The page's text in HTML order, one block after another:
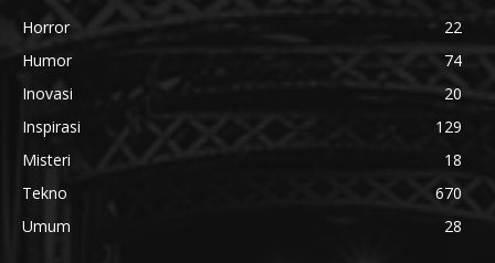
Horror
22
Humor
74
Inovasi
20
Inspirasi
129
Misteri
18
Tekno
670
Umum
28